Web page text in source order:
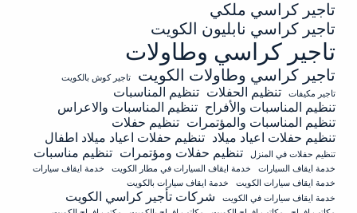
تاجير كراسي ملكي
تاجير كراسي نابليون الكويت
تاجير كراسي وطاولات
تاجير كراسي وطاولات الكويت
تاجير كوش بالكويت
تاجير مكيفات
تنظيم الحفلات تنظيم المناسبات
تنظيم المناسبات والأفراح تنظيم المناسبات والاعراس
تنظيم المناسبات والمؤتمرات تنظيم حفلات
تنظيم حفلات اعياد ميلاد تنظيم حفلات اعياد ميلاد اطفال
تنظيم حفلات في المنزل تنظيم حفلات ومؤتمرات تنظيم مناسبات
خدمة ايقاف السيارات خدمة ايقاف السيارات في مطار الكويت
خدمة ايقاف سيارات
خدمة ايقاف سيارات الكويت
خدمة ايقاف سيارات بالكويت
خدمة ايقاف سيارات في الكويت
شركات تأجير كراسي الكويت